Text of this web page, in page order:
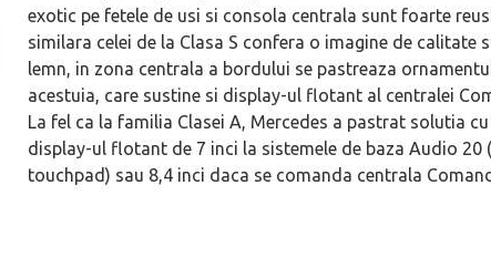
exotic pe fetele de usi si consola centrala sunt foarte
similara celei de la Clasa S confera o imagine de calitate
lemn, in zona centrala a bordului se pastreaza
acestuia, care sustine si display-ul flotant al centralei
La fel ca la familia Clasei A, Mercedes a pastrat solutia
display-ul flotant de 7 inci la sistemele de baza Audio 20
touchpad) sau 8,4 inci daca se comanda centrala
Dacă viața e „heavy duty”, măcar să-i ai alături pe cei
mai buni!
GAC AION vine
electrice vor fi